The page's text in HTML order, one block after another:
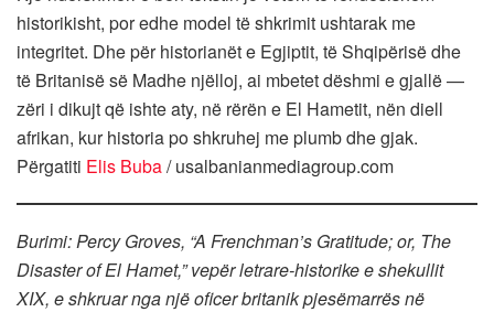
historikisht, por edhe model të shkrimit ushtarak me
integritet. Dhe për historianët e Egjiptit, të Shqipërisë dhe
të Britanisë së Madhe njëlloj, ai mbetet dëshmi e gjallë —
zëri i dikujt që ishte aty, në rërën e El Hametit, nën diell
afrikan, kur historia po shkruhej me plumb dhe gjak.
Përgatiti Elis Buba/ usalbanianmediagroup.com
Burimi: Percy Groves, “A Frenchman’s Gratitude; or, The
Disaster of El Hamet,” vepër letrare-historike e shekullit
XIX, e shkruar nga një oficer britanik pjesëmarrës në